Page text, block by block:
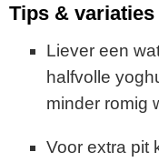
Tips & variaties
Liever een
halfvolle
minder romig
Voor extra pit